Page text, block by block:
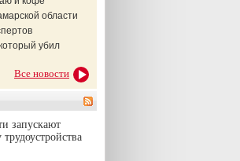
области
убил
Все новости
запускают